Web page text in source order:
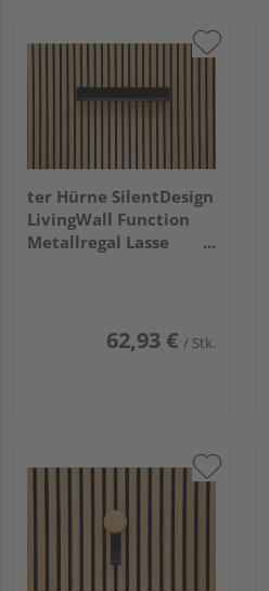
ter Hürne SilentDesign
LivingWall Function
Metallregal Lasse
62,93 € / Stk.